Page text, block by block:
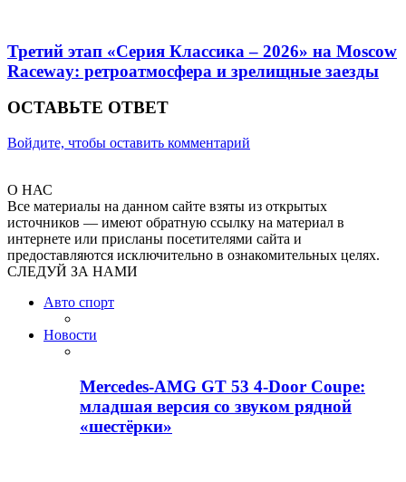
Третий этап «Серия Классика – 2026» на Moscow
Raceway: ретроатмосфера и зрелищные заезды
ОСТАВЬТЕ ОТВЕТ
Войдите, чтобы оставить комментарий
О НАС
Все материалы на данном сайте взяты из открытых
источников — имеют обратную ссылку на материал в
интернете или присланы посетителями сайта и
предоставляются исключительно в ознакомительных целях.
СЛЕДУЙ ЗА НАМИ
Авто спорт
Новости
Mercedes-AMG GT 53 4-Door Coupe:
младшая версия со звуком рядной
«шестёрки»